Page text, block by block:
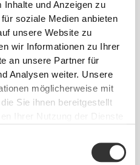
und Anzeigen zu
soziale Medien anbieten
unsere Website zu
wir Informationen zu Ihrer
an unsere Partner für
Analysen weiter. Unsere
möglicherweise mit
Sie ihnen bereitgestellt
€18.99
Pack